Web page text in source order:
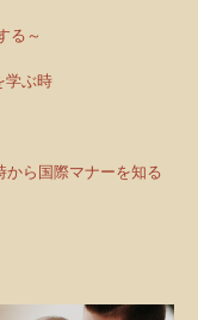
る～
学ぶ時
から国際マナーを知る